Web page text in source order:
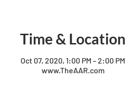
Time & Location
Oct 07, 2020, 1:00 PM – 2:00 PM
www.TheAAR.com